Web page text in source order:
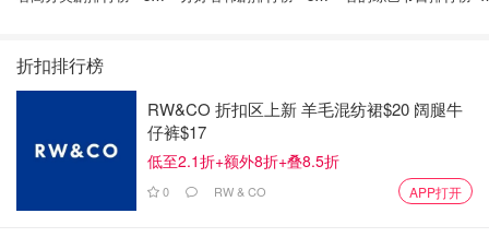
折扣排行榜
RW&CO 折扣区上新 羊毛混纺裙$20 阔腿牛
仔裤$17
低至2.1折+额外8折+叠8.5折
0 RW & CO APP打开